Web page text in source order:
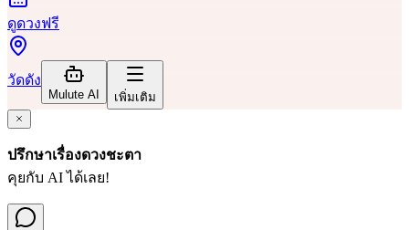
ดูดวงฟรี
วัดดัง
Mulute AI เพิ่มเติม
ปรึกษาเรื่องดวงชะตา
คุยกับ AI ได้เลย!